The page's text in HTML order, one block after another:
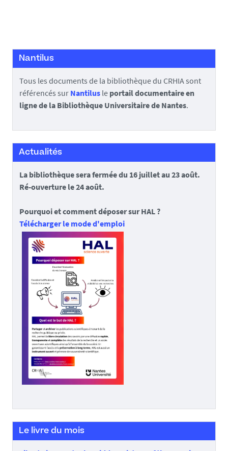
Nantilus
Tous les documents de la bibliothèque du CRHIA sont
référencés sur Nantilus le portail documentaire en
ligne de la Bibliothèque Universitaire de Nantes.
Actualités
La bibliothèque sera fermée du 16 juillet au 23 août.
Ré-ouverture le 24 août.
Pourquoi et comment déposer sur HAL ?
Télécharger le mode d'emploi
Le livre du mois